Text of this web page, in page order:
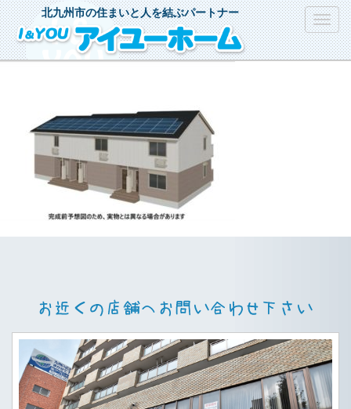
北九州市の住まいと人を結ぶパートナー